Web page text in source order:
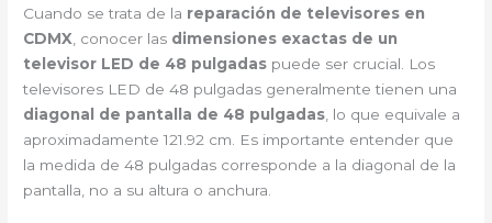
Cuando se trata de la reparación de televisores en
CDMX , conocer las dimensiones exactas de un
televisor LED de 48 pulgadas puede ser crucial. Los
televisores LED de 48 pulgadas generalmente tienen una
diagonal de pantalla de 48 pulgadas , lo que equivale a
aproximadamente 121.92 cm. Es importante entender que
la medida de 48 pulgadas corresponde a la diagonal de la
pantalla, no a su altura o anchura.